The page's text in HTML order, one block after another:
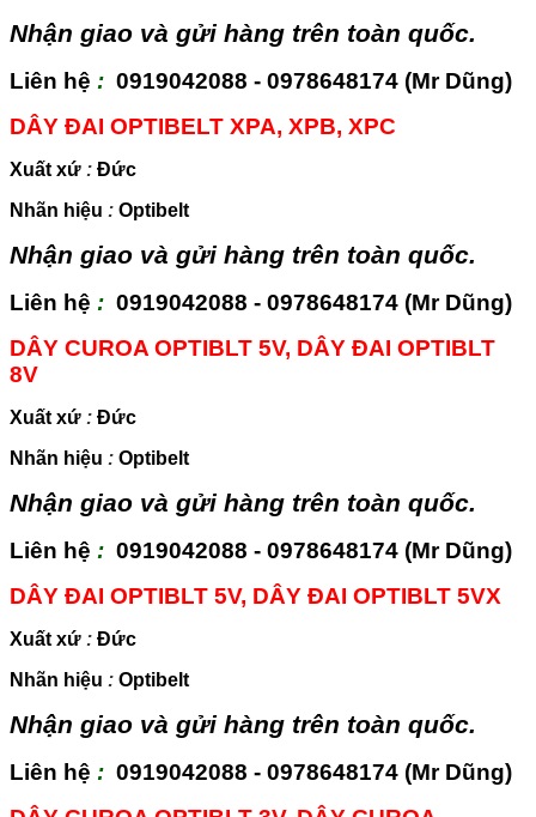
Nhận giao và gửi hàng trên toàn quốc.
Liên hệ : 0919042088 - 0978648174 (Mr Dũng)
DÂY ĐAI OPTIBELT XPA, XPB, XPC
Xuất xứ : Đức
Nhãn hiệu : Optibelt
Nhận giao và gửi hàng trên toàn quốc.
Liên hệ : 0919042088 - 0978648174 (Mr Dũng)
DÂY CUROA OPTIBLT 5V, DÂY ĐAI OPTIBLT
8V
Xuất xứ : Đức
Nhãn hiệu : Optibelt
Nhận giao và gửi hàng trên toàn quốc.
Liên hệ : 0919042088 - 0978648174 (Mr Dũng)
DÂY ĐAI OPTIBLT 5V, DÂY ĐAI OPTIBLT 5VX
Xuất xứ : Đức
Nhãn hiệu : Optibelt
Nhận giao và gửi hàng trên toàn quốc.
Liên hệ : 0919042088 - 0978648174 (Mr Dũng)